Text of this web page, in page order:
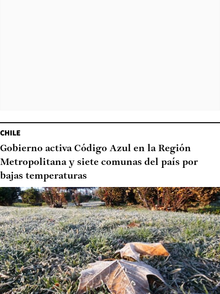
CHILE
Gobierno activa Código Azul en la Región
Metropolitana y siete comunas del país por
bajas temperaturas